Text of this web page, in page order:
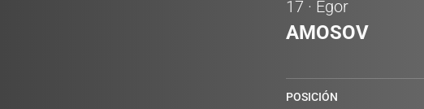
17 · Egor
AMOSOV
POSICIÓN